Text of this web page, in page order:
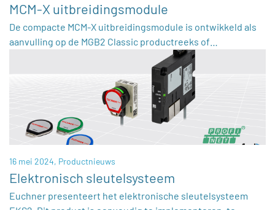
MCM-X uitbreidingsmodule
De compacte MCM-X uitbreidingsmodule is ontwikkeld als
aanvulling op de MGB2 Classic productreeks of…
16 mei 2024, Productnieuws
Elektronisch sleutelsysteem
Euchner presenteert het elektronische sleutelsysteem